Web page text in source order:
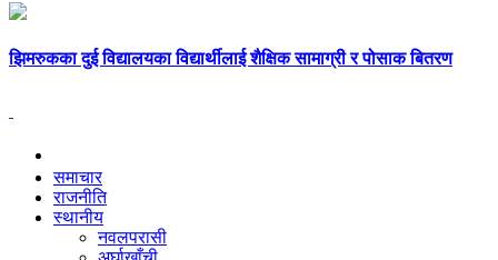
झिमरुकका दुई विद्यालयका विद्यार्थीलाई शैक्षिक सामाग्री र पोसाक बितरण
समाचार
राजनीति
स्थानीय
नवलपरासी